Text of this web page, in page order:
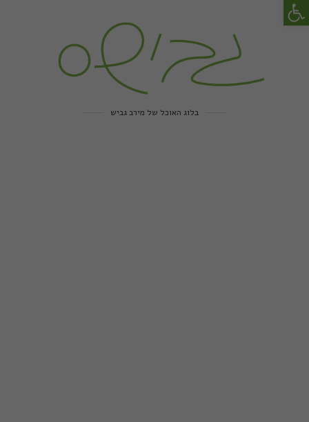
בלוג האוכל של מירב גביש